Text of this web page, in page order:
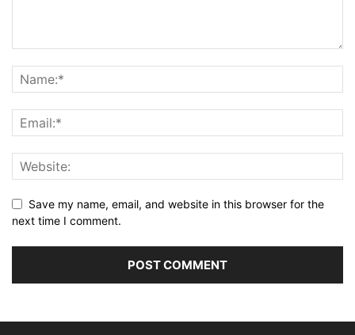
Save my name, email, and website in this browser for the
next time I comment.